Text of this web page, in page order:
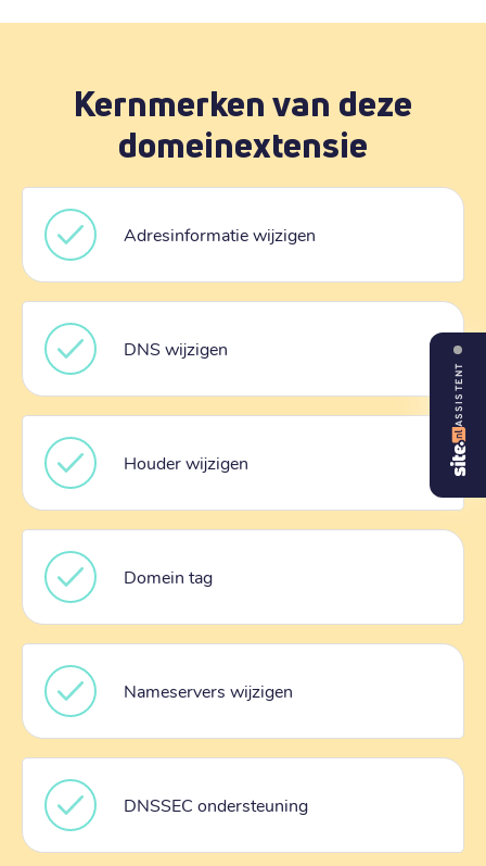
Kernmerken van deze
domeinextensie
Adresinformatie wijzigen
DNS wijzigen
Houder wijzigen
Domein tag
Nameservers wijzigen
DNSSEC ondersteuning
ASSISTENT